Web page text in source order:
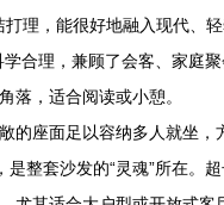
理，能很好地融入现代、轻
学合理，兼顾了会客、家庭
落，适合阅读或小憩。
的座面足以容纳多人就坐，
是整套沙发的“灵魂”所在。